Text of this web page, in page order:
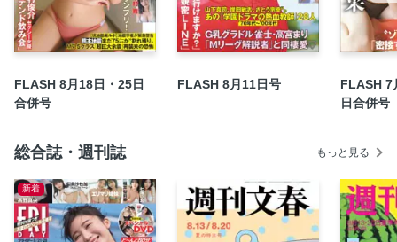
ットを特別公開！
FLASH 8月18日・25日
合併号
FLASH 8月11日号
FLASH 7
日合併号
総合誌・週刊誌 もっと見る
新着